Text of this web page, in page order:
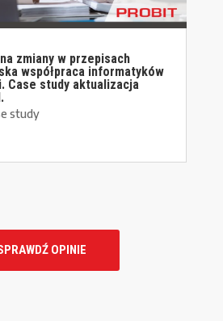
zmiany w przepisach
współpraca informatyków
Case study aktualizacja
study
OPINIE